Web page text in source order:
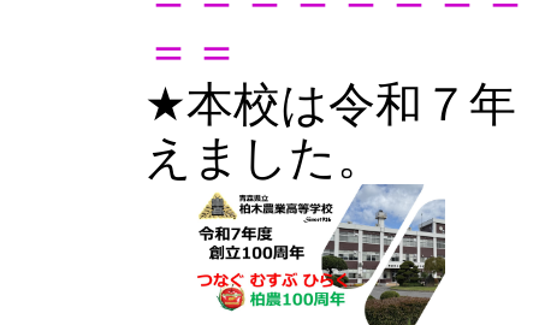
＝＝
★本校は令和７年
えました。